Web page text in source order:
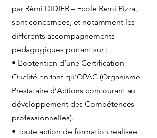
par Rémi DIDIER – Ecole Rémi Pizza,
sont concernées, et notamment les
différents accompagnements
pédagogiques portant sur :
• L’obtention d’une Certification
Qualité en tant qu’OPAC (Organisme
Prestataire d’Actions concourant au
développement des Compétences
professionnelles).
• Toute action de formation réalisée